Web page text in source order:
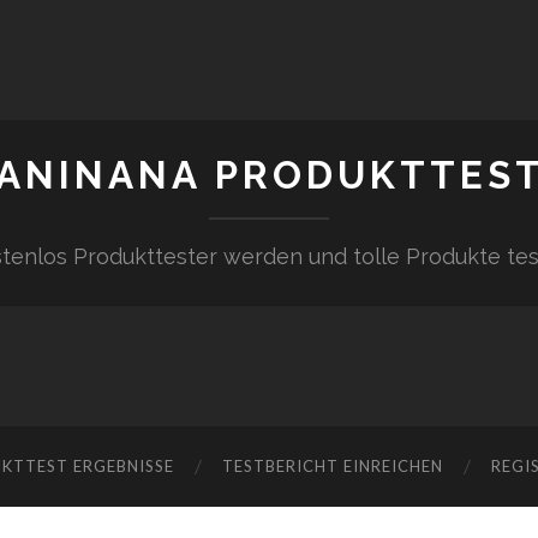
Produkttester werden und tolle Produkte
ERGEBNISSE TESTBERICHT EINREICHEN